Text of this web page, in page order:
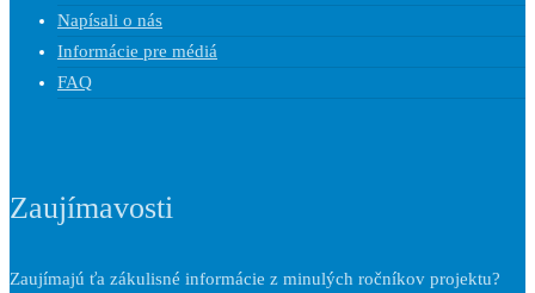
Napísali o nás
Informácie pre médiá
FAQ
Zaujímavosti
Zaujímajú ťa zákulisné informácie z minulých ročníkov projektu?